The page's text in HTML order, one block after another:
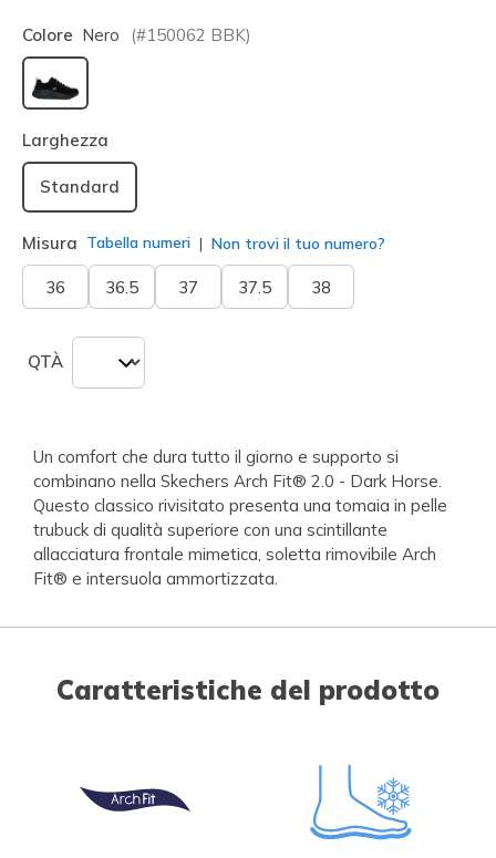
Colore Nero (#150062 BBK)
selezionato
Larghezza
Standard
Misura Tabella numeri Non trovi il tuo numero?
36 36.5 37 37.5 38
QTÀ
Un comfort che dura tutto il giorno e supporto si
combinano nella Skechers Arch Fit® 2.0 - Dark Horse.
Questo classico rivisitato presenta una tomaia in pelle
trubuck di qualità superiore con una scintillante
allacciatura frontale mimetica, soletta rimovibile Arch
Fit® e intersuola ammortizzata.
Caratteristiche del prodotto